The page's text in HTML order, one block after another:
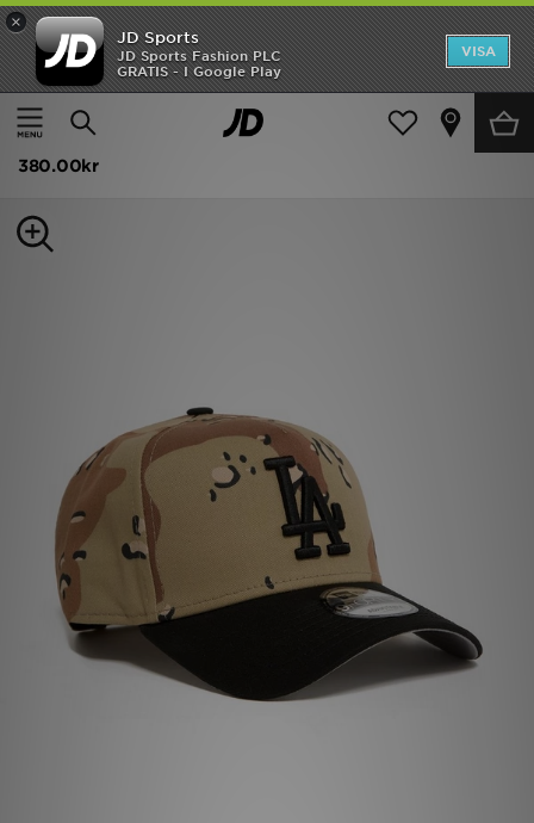
×
JD Sports
JD Sports Fashion PLC
GRATIS - I Google Play
VISA
Hem
Dam Damaccessoarer Kepsar och Beanies
New Era MLB LA Dodgers Keps
380.00kr
Hem
Rea
Dam
Fotboll
Ladda ner appen